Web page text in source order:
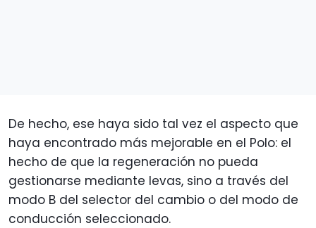
De hecho, ese haya sido tal vez el aspecto que
haya encontrado más mejorable en el Polo: el
hecho de que la regeneración no pueda
gestionarse mediante levas, sino a través del
modo B del selector del cambio o del modo de
conducción seleccionado.